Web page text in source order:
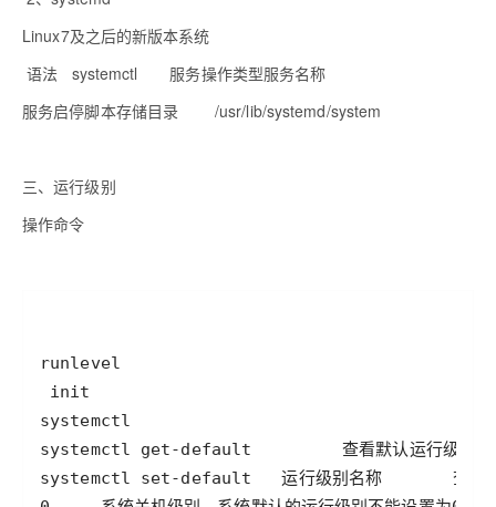
Linux7及之后的新版本系统
语法 systemctl 服务操作类型服务名称
服务启停脚本存储目录 /usr/lib/systemd/system
三、运行级别
操作命令